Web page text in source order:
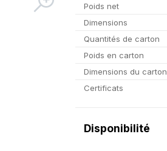
Poids net
Dimensions
Quantités de carton
Poids en carton
Dimensions du carton
Certificats
Disponibilité